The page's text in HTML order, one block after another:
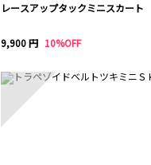
レースアップタックミニスカート
9,900 円 10%OFF